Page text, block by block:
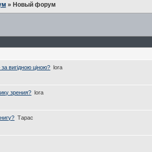
» Новый форум
вигідною ціною? lora
зрения? lora
Тарас